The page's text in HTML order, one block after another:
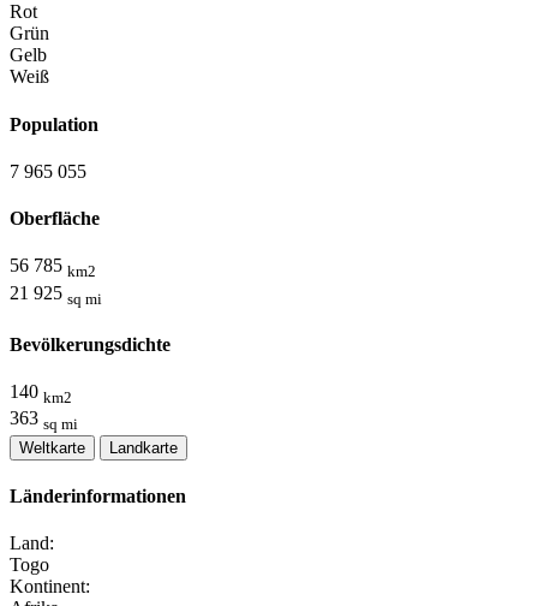
Rot
Grün
Gelb
Weiß
Population
7 965 055
Oberfläche
56 785 km2
21 925 sq mi
Bevölkerungsdichte
140 km2
363 sq mi
Weltkarte
Landkarte
Länderinformationen
Land:
Togo
Kontinent: